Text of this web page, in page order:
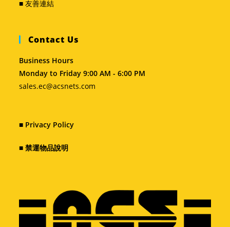
■ 友善連結
Contact Us
Business Hours
Monday to Friday 9:00 AM - 6:00 PM
sales.ec@acsnets.com
■ Privacy Policy
■禁運物品說明